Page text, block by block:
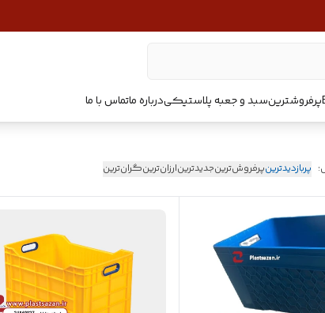
پرفروشترینسبد و جعبه پلاستیکیدرباره ماتماس با ما
پربازدیدترینپرفروش‌ترینجدیدترینارزان‌ترینگران‌ترین